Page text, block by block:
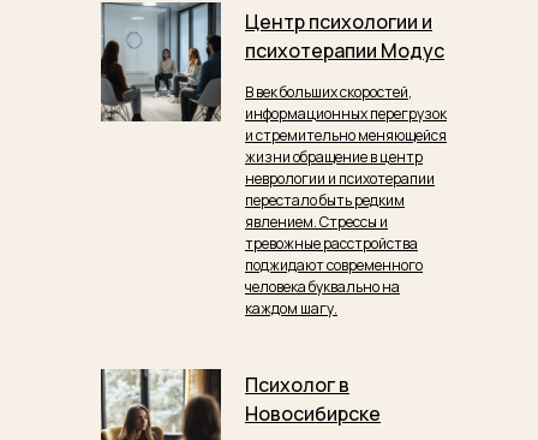
В век больших скоростей,
информационных перегрузок
и стремительно меняющейся
жизни обращение в центр
неврологии и психотерапии
перестало быть редким
явлением. Стрессы и
тревожные расстройства
поджидают современного
человека буквально на
каждом шагу.
Центр психологии и
психотерапии Модус
Психолог в
Новосибирске